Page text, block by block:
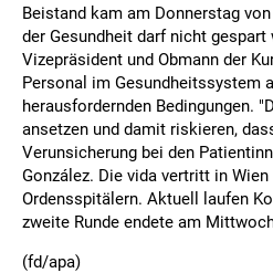
Beistand kam am Donnerstag
der Gesundheit darf nicht gespart
Vizepräsident und Obmann der
Personal im Gesundheitssystem
herausfordernden Bedingungen.
ansetzen und damit riskieren,
Verunsicherung bei den
González. Die vida vertritt in
Ordensspitälern. Aktuell laufen
zweite Runde endete am
(fd/apa)